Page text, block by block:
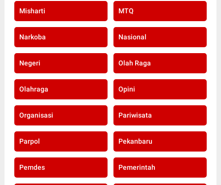
Misharti MTQ
Narkoba Nasional
Negeri Olah Raga
Olahraga Opini
Organisasi Pariwisata
Parpol Pekanbaru
Pemdes Pemerintah